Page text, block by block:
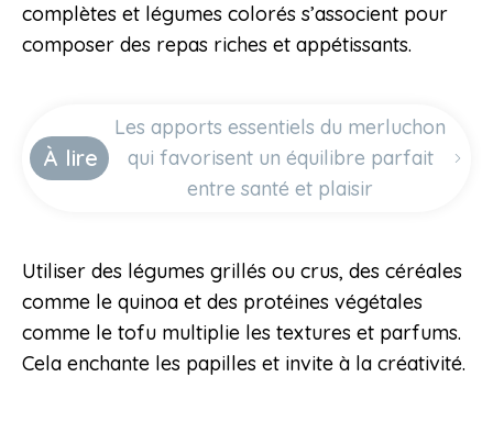
complètes et légumes colorés s’associent pour
composer des repas riches et appétissants.
À lire
Les apports essentiels du merluchon
qui favorisent un équilibre parfait
entre santé et plaisir
Utiliser des légumes grillés ou crus, des céréales
comme le quinoa et des protéines végétales
comme le tofu multiplie les textures et parfums.
Cela enchante les papilles et invite à la créativité.